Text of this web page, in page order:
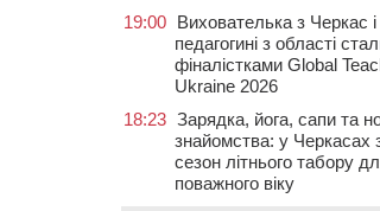
19:00 Вихователька з Черкас і
педагогині з області
фіналістками Global
Ukraine 2026
18:23 Зарядка, йога, сапи та
знайомства: у Черкасах
сезон літнього табору
поважного віку